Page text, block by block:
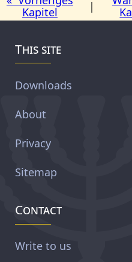
Kapitel
|
This site
Downloads
About
Privacy
Sitemap
Contact
Write to us